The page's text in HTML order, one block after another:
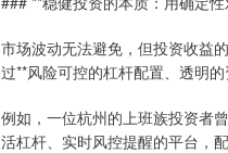
市场波动无法避免，但投资收益
过**风险可控的杠杆配置、透明
例如，一位杭州的上班族投资者
活杠杆、实时风控提醒的平台，